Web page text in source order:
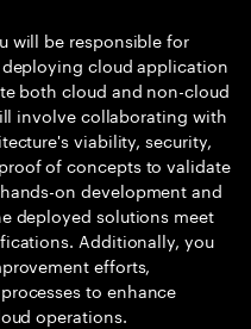
will be responsible for
cloud application
both cloud and non-cloud
involve collaborating with
viability, security,
of concepts to validate
on development and
deployed solutions meet
Additionally, you
efforts,
to enhance
operations.